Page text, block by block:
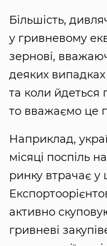
Більшість,
у гривневому
зернові,
деяких
та коли
то вважаємо це
Наприклад,
місяці поспіль
ринку втрачає у
активно
гривневі